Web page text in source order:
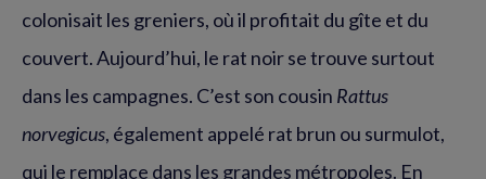
colonisait les greniers, où il profitait du gîte et du
couvert. Aujourd’hui, le rat noir se trouve surtout
dans les campagnes. C’est son cousin Rattus
norvegicus, également appelé rat brun ou surmulot,
qui le remplace dans les grandes métropoles. En